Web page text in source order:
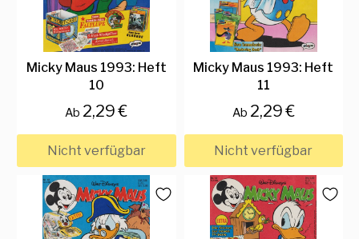
Micky Maus 1993: Heft
10
Ab 2,29 €
Nicht verfügbar
Micky Maus 1993: Heft
11
Ab 2,29 €
Nicht verfügbar